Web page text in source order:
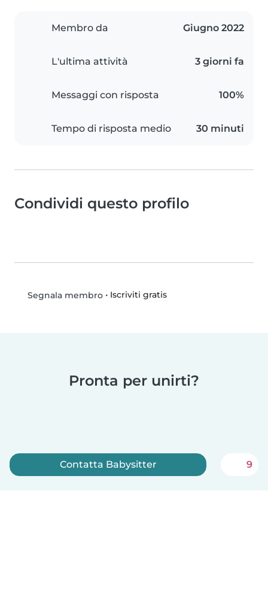
Membro da Giugno 2022
L'ultima attività 3 giorni fa
Messaggi con risposta 100%
Tempo di risposta medio 30 minuti
Condividi questo profilo
Segnala membro• Iscriviti gratis
Pronta per unirti?
Contatta Babysitter 9